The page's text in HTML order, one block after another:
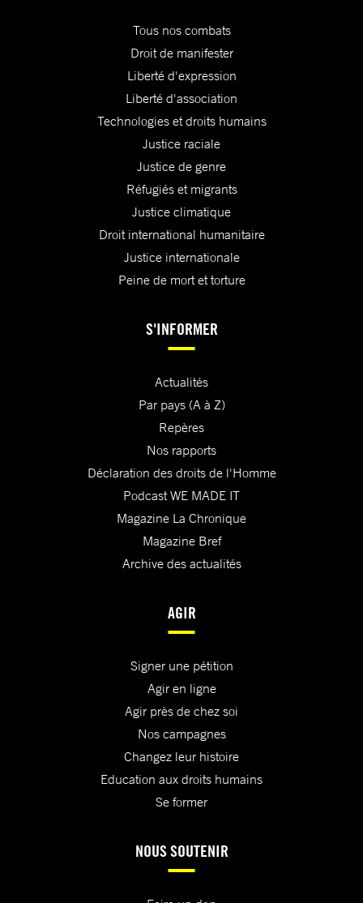
Tous nos combats
Droit de manifester
Liberté d'expression
Liberté d'association
Technologies et droits humains
Justice raciale
Justice de genre
Réfugiés et migrants
Justice climatique
Droit international humanitaire
Justice internationale
Peine de mort et torture
S'INFORMER
Actualités
Par pays (A à Z)
Repères
Nos rapports
Déclaration des droits de l'Homme
Podcast WE MADE IT
Magazine La Chronique
Magazine Bref
Archive des actualités
AGIR
Signer une pétition
Agir en ligne
Agir près de chez soi
Nos campagnes
Changez leur histoire
Education aux droits humains
Se former
NOUS SOUTENIR